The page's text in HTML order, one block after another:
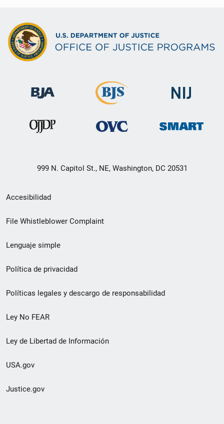
999 N. Capitol St., NE, Washington, DC 20531
Menú
de
de
pie
de
página
Accesibilidad
File Whistleblower Complaint
Lenguaje simple
Política de privacidad
Políticas legales y descargo de responsabilidad
Ley No FEAR
Ley de Libertad de Información
USA.gov
Justice.gov